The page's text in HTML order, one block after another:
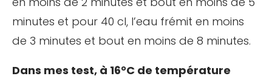
minutes et pour 40 cl, l’eau frémit en moins
de 3 minutes et bout en moins de 8 minutes.
Dans mes test, à 16°C de température